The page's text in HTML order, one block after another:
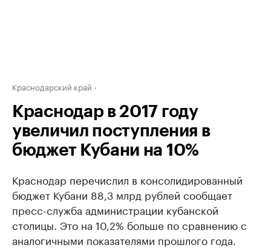
Краснодарский край
Краснодар в 2017 году
увеличил поступления в
бюджет Кубани на 10%
Краснодар перечислил в консолидированный
бюджет Кубани 88,3 млрд рублей сообщает
пресс-служба администрации кубанской
столицы. Это на 10,2% больше по сравнению с
аналогичными показателями прошлого года.